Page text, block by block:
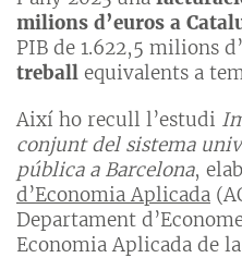
milions d’euros a
PIB de 1.622,5 milions
treball equivalents a
Així ho recull l’estudi
conjunt del sistema
pública a Barcelona,
d’Economia Aplicada
Departament
Economia Aplicada de la